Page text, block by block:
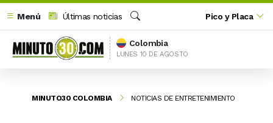
Menú
Últimas noticias
Buscar
Pico y Placa
Colombia
LUNES 10 DE AGOSTO
MINUTO30 COLOMBIA NOTICIAS DE ENTRETENIMIENTO